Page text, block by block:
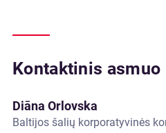
Kontaktinis asmuo
Diāna Orlovska
Baltijos šalių korporatyvinės